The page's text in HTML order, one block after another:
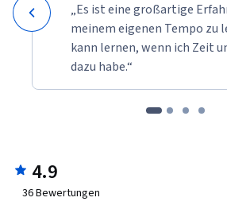
„Es ist eine großartige
meinem eigenen Tempo zu
kann lernen, wenn ich Zeit
dazu habe.“
4.9
36Bewertungen